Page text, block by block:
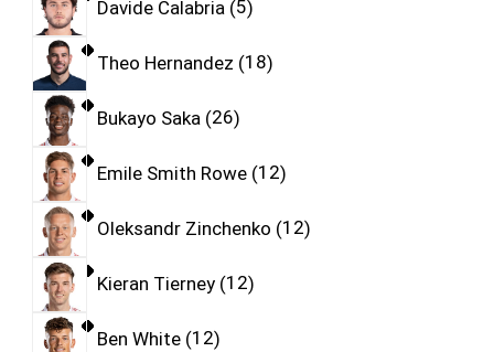
Davide Calabria 5
Theo Hernandez 18
Bukayo Saka 26
Emile Smith Rowe 12
Oleksandr Zinchenko 12
Kieran Tierney 12
Ben White 12